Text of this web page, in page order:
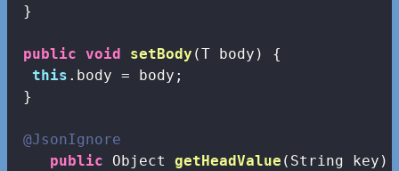
}
public void setBody (T body)
{
this .body = body;
}
@JsonIgnore
public Object getHeadValue (String key)